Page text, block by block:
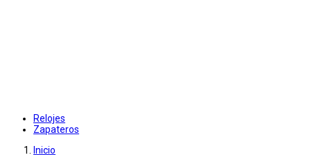
Relojes
Zapateros
Inicio